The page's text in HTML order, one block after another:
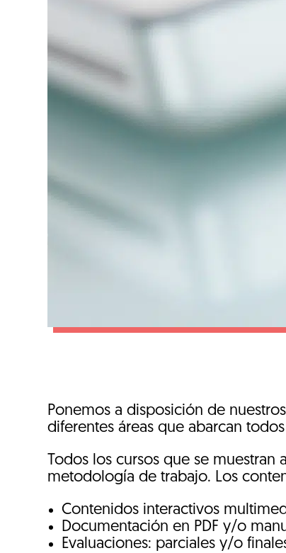
Ponemos a disposición de
diferentes áreas que abarcan
Todos los cursos que se
metodología de trabajo. Los
Contenidos interactivos
Documentación en PDF y/o
Evaluaciones: parciales y/o